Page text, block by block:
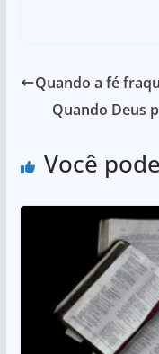
Quando a fé
Quando Deus
Você